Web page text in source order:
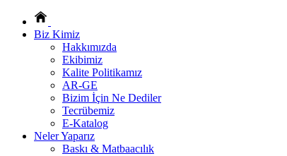
Biz Kimiz
Hakkımızda
Ekibimiz
Kalite Politikamız
AR-GE
Bizim İçin Ne Dediler
Tecrübemiz
E-Katalog
Neler Yaparız
Baskı & Matbaacılık